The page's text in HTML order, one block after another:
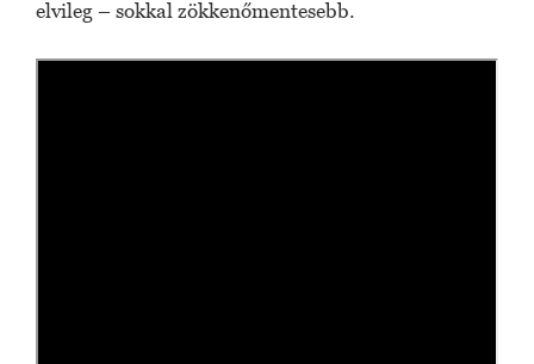
elvileg – sokkal zökkenőmentesebb.